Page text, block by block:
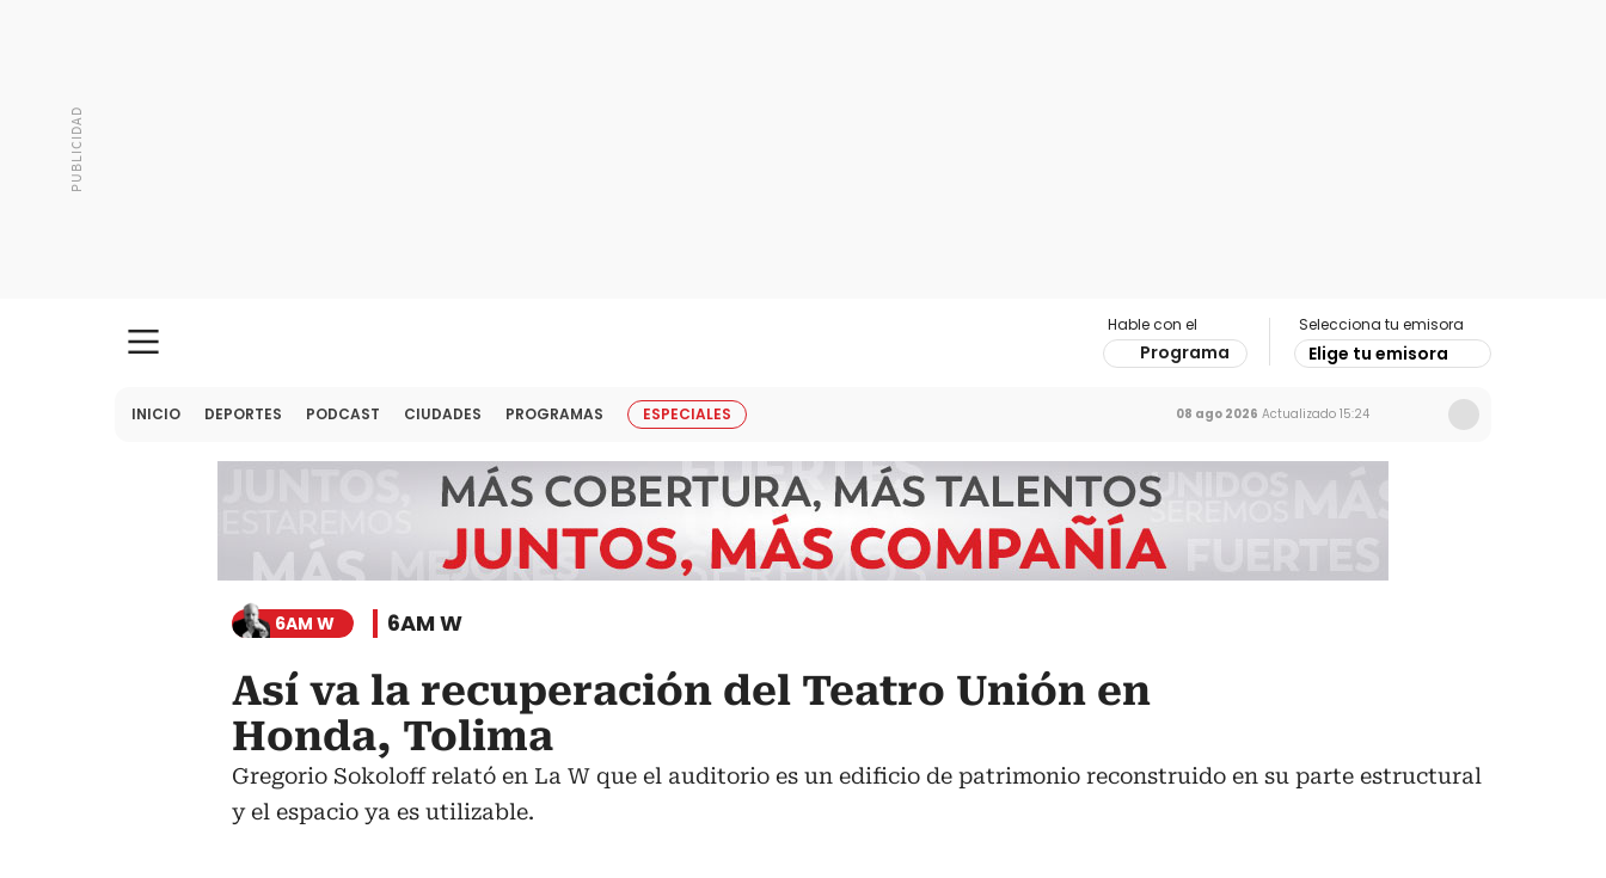
Hable con el
Programa
Selecciona tu emisora
Elige tu emisora
INICIO DEPORTES PODCAST CIUDADES PROGRAMAS ESPECIALES 08 ago 2026 Actualizado 15:24
6AM W 6AM W
Así va la recuperación del Teatro Unión en
Honda, Tolima
Gregorio Sokoloff relató en La W que el auditorio es un edificio de patrimonio reconstruido en su parte estructural
y el espacio ya es utilizable.